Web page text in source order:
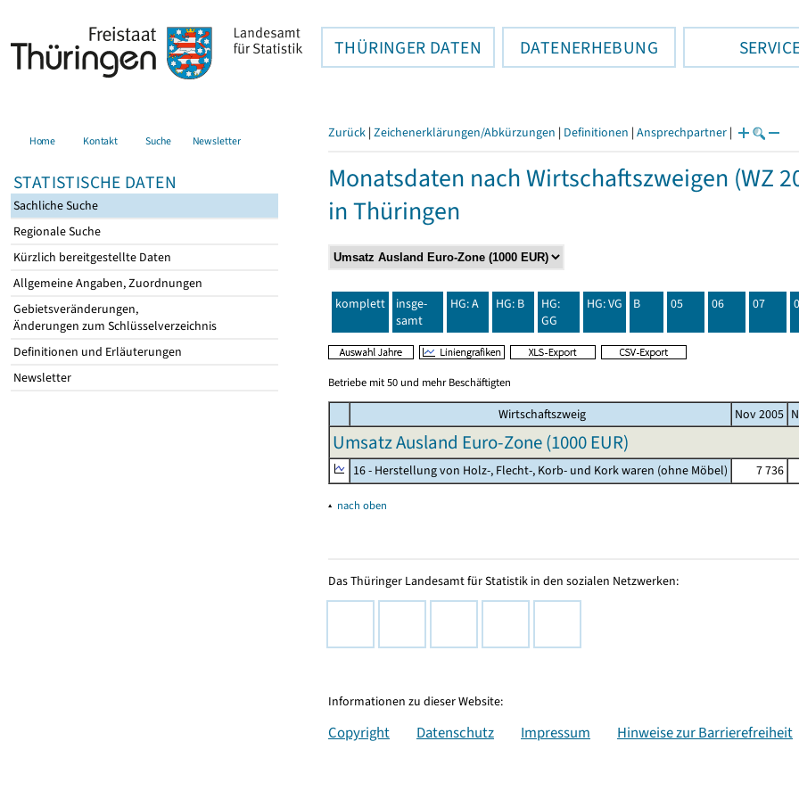
THÜRINGER DATEN DATENERHEBUNG
Home Kontakt Suche Newsletter
STATISTISCHE DATEN
Sachliche Suche
Regionale Suche
Kürzlich bereitgestellte Daten
Allgemeine Angaben, Zuordnungen
Gebietsveränderungen,
Änderungen zum Schlüsselverzeichnis
Definitionen und Erläuterungen
Newsletter
Zurück | Zeichenerklärungen/Abkürzungen | Definitionen | Ansprechpartner |
Monatsdaten nach Wirtschaftszweigen (WZ
in Thüringen
komplett
insge-
samt
HG: A HG: B
HG:
GG
HG: VG B 05 06 07
Betriebe mit 50 und mehr Beschäftigten
Wirtschaftszweig Nov 2005
Umsatz Ausland Euro-Zone (1000 EUR)
16 - Herstellung von Holz-, Flecht-, Korb- und Kork waren (ohne Möbel) 7 736
▴ nach oben
Das Thüringer Landesamt für Statistik in den sozialen Netzwerken:
Informationen zu dieser Website:
Copyright Datenschutz Impressum Hinweise zur Barrierefreiheit